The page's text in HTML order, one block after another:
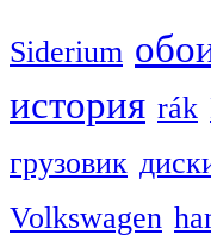
Siderium
история rák
грузовик
Volkswagen